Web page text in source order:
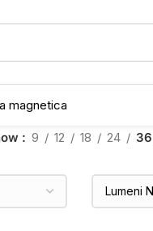
magnetica
9 12 18 24 36